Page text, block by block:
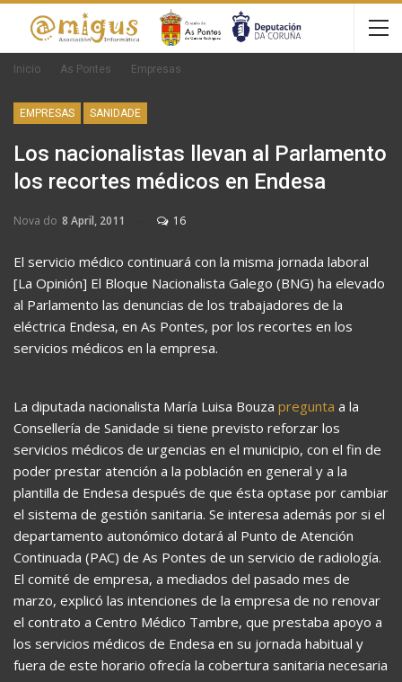
Inicio As Pontes Empresas
EMPRESAS SANIDADE
Los nacionalistas llevan al Parlamento
los recortes médicos en Endesa
Nova do 8 April, 2011 16
El servicio médico continuará con la misma jornada laboral
[La Opinión] El Bloque Nacionalista Galego (BNG) ha elevado
al Parlamento las denuncias de los trabajadores de la
eléctrica Endesa, en As Pontes, por los recortes en los
servicios médicos en la empresa.
La diputada nacionalista María Luisa Bouza pregunta a la
Consellería de Sanidade si tiene previsto reforzar los
servicios médicos de urgencias en el municipio, con el fin de
poder prestar atención a la población en general y a la
plantilla de Endesa después de que ésta optase por cambiar
el sistema de gestión sanitaria. Se interesa además por si el
departamento autonómico dotará al Punto de Atención
Continuada (PAC) de As Pontes de un servicio de radiología.
El comité de empresa, a mediados del pasado mes de
marzo, explicó las intenciones de la empresa de no renovar
el contrato a Centro Médico Tambre, que prestaba apoyo a
los servicios médicos de Endesa en su jornada habitual y
fuera de este horario ofrecía la cobertura sanitaria necesaria